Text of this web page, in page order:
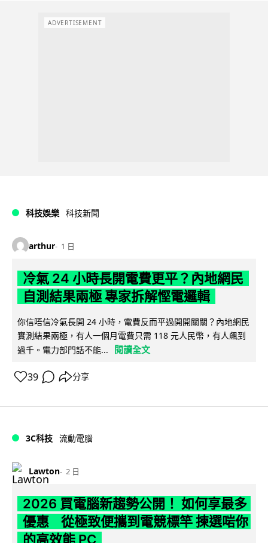
ADVERTISEMENT
科技娛樂 科技新聞
arthur 1 日
冷氣 24 小時長開電費更平？內地網民
自測結果兩極 專家拆解慳電邏輯
你信唔信冷氣長開 24 小時，電費反而平過開開關關？內地網民
實測結果兩極，有人一個月電費只需 118 元人民幣，有人飆到
過千。電力部門話不能...
閱讀全文
39 分享
3C科技 流動電腦
Lawton 2 日
2026 買電腦新趨勢公開！ 如何享最多
優惠 從極致便攜到電競標竿 揀選啱你
的高效能 PC